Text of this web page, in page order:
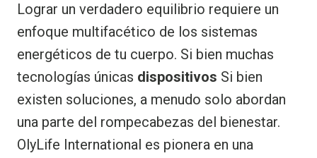
Lograr un verdadero equilibrio requiere un
enfoque multifacético de los sistemas
energéticos de tu cuerpo. Si bien muchas
tecnologías únicas dispositivos Si bien
existen soluciones, a menudo solo abordan
una parte del rompecabezas del bienestar.
OlyLife International es pionera en una